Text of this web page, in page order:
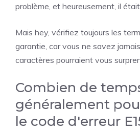
problème, et heureusement, il
Mais hey, vérifiez toujours les
garantie, car vous ne savez
caractères pourraient vous
Combien de
généralement
le code d'erreur